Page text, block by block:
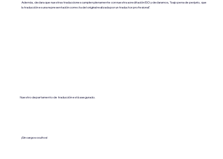
Además, declara que nuestras traducciones cumplen plenamente con nuestra acreditación ISO y declaramos, "bajo pena de perjurio, que
la traducción es una representación correcta del original realizada por un traductor profesional".
Nuestro departamento de traducción está asegurado.
¡Sin cargos ocultos!